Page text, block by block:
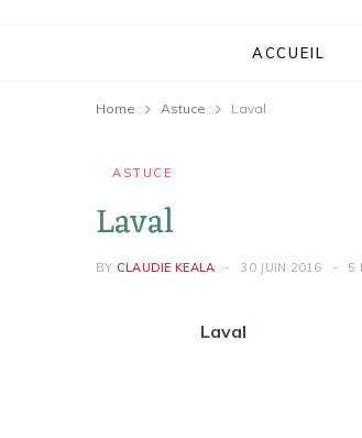
ACCUEIL
Home Astuce Laval
ASTUCE
Laval
BY CLAUDIE KEALA 30 JUIN 2016 5
Laval